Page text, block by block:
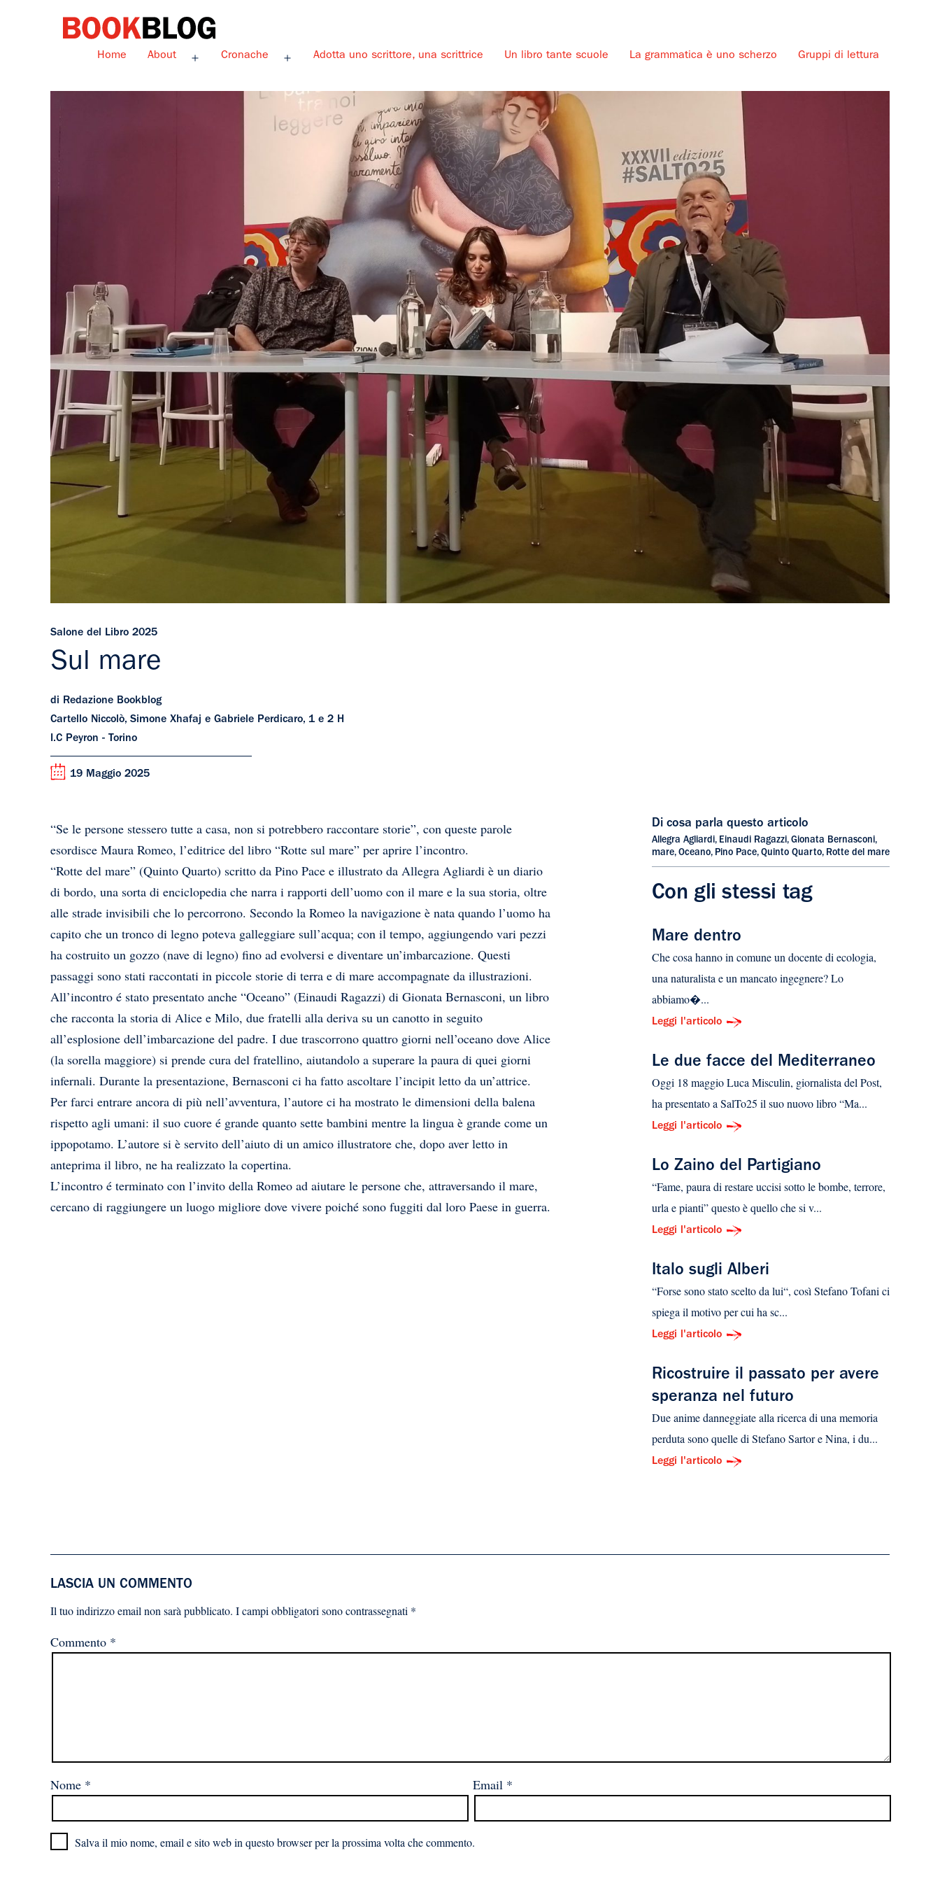
Home About
Apri
Cronache
Apri
Adotta uno scrittore, una scrittrice Un libro tante scuole La grammatica è uno scherzo Gruppi di lettura
Salone del Libro 2025
Sul mare
di Redazione Bookblog
Cartello Niccolò, Simone Xhafaj e Gabriele Perdicaro, 1 e 2 H
I.C Peyron - Torino
19 Maggio 2025
“Se le persone stessero tutte a casa, non si potrebbero raccontare storie”, con queste parole
esordisce Maura Romeo, l’editrice del libro “Rotte sul mare” per aprire l’incontro.
“Rotte del mare” (Quinto Quarto) scritto da Pino Pace e illustrato da Allegra Agliardi è un diario
di bordo, una sorta di enciclopedia che narra i rapporti dell’uomo con il mare e la sua storia, oltre
alle strade invisibili che lo percorrono. Secondo la Romeo la navigazione è nata quando l’uomo ha
capito che un tronco di legno poteva galleggiare sull’acqua; con il tempo, aggiungendo vari pezzi
ha costruito un gozzo (nave di legno) fino ad evolversi e diventare un’imbarcazione. Questi
passaggi sono stati raccontati in piccole storie di terra e di mare accompagnate da illustrazioni.
All’incontro é stato presentato anche “Oceano” (Einaudi Ragazzi) di Gionata Bernasconi, un libro
che racconta la storia di Alice e Milo, due fratelli alla deriva su un canotto in seguito
all’esplosione dell’imbarcazione del padre. I due trascorrono quattro giorni nell’oceano dove Alice
(la sorella maggiore) si prende cura del fratellino, aiutandolo a superare la paura di quei giorni
infernali. Durante la presentazione, Bernasconi ci ha fatto ascoltare l’incipit letto da un’attrice.
Per farci entrare ancora di più nell’avventura, l’autore ci ha mostrato le dimensioni della balena
rispetto agli umani: il suo cuore é grande quanto sette bambini mentre la lingua è grande come un
ippopotamo. L’autore si è servito dell’aiuto di un amico illustratore che, dopo aver letto in
anteprima il libro, ne ha realizzato la copertina.
L’incontro é terminato con l’invito della Romeo ad aiutare le persone che, attraversando il mare,
cercano di raggiungere un luogo migliore dove vivere poiché sono fuggiti dal loro Paese in guerra.
Di cosa parla questo articolo
Allegra Agliardi, Einaudi Ragazzi, Gionata Bernasconi,
mare, Oceano, Pino Pace, Quinto Quarto, Rotte del mare
Con gli stessi tag
Mare dentro
Che cosa hanno in comune un docente di ecologia,
una naturalista e un mancato ingegnere? Lo
abbiamo�...
Leggi l'articolo
Le due facce del Mediterraneo
Oggi 18 maggio Luca Misculin, giornalista del Post,
ha presentato a SalTo25 il suo nuovo libro “Ma...
Leggi l'articolo
Lo Zaino del Partigiano
“Fame, paura di restare uccisi sotto le bombe, terrore,
urla e pianti” questo è quello che si v...
Leggi l'articolo
Italo sugli Alberi
“Forse sono stato scelto da lui“, così Stefano Tofani ci
spiega il motivo per cui ha sc...
Leggi l'articolo
Ricostruire il passato per avere
speranza nel futuro
Due anime danneggiate alla ricerca di una memoria
perduta sono quelle di Stefano Sartor e Nina, i du...
Leggi l'articolo
LASCIA UN COMMENTO
Il tuo indirizzo email non sarà pubblicato. I campi obbligatori sono contrassegnati *
Commento *
Nome * Email *
Salva il mio nome, email e sito web in questo browser per la prossima volta che commento.